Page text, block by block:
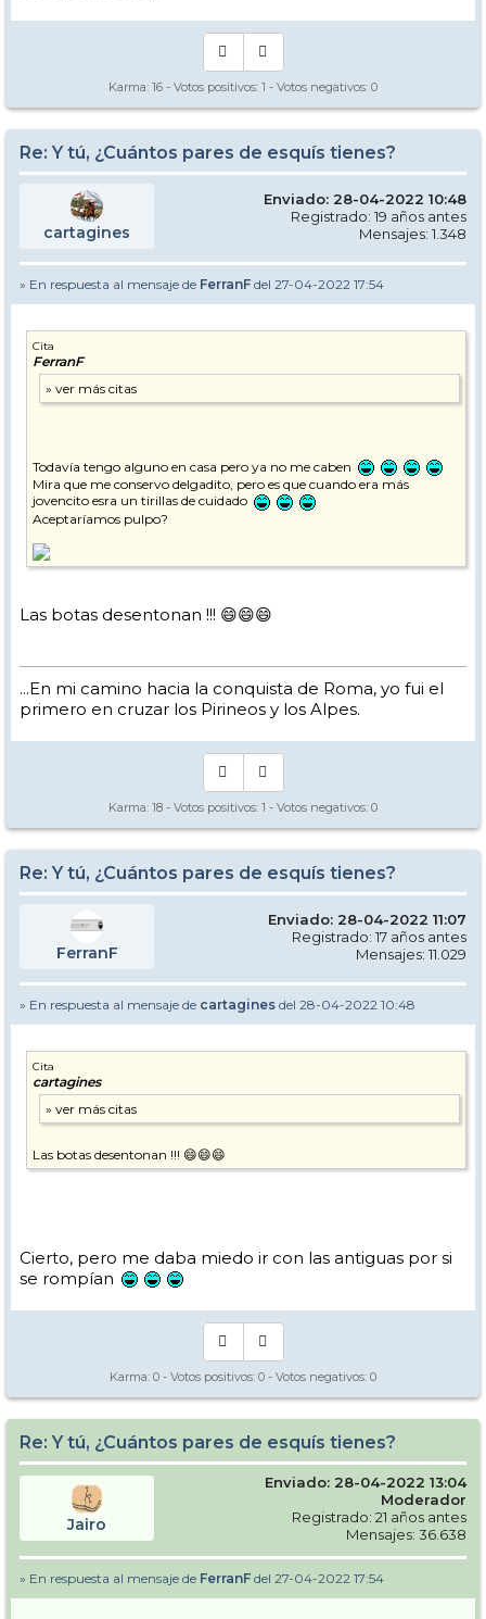
Karma: 16 - Votos positivos: 1 - Votos negativos: 0
Re: Y tú, ¿Cuántos pares de esquís tienes?
cartagines
Enviado: 28-04-2022 10:48
Registrado: 19 años antes
Mensajes: 1.348
» En respuesta al mensaje de FerranF del 27-04-2022 17:54
Cita
FerranF
Todavía tengo alguno en casa pero ya no me caben
Mira que me conservo delgadito, pero es que cuando era más
jovencito esra un tirillas de cuidado
Aceptaríamos pulpo?
Las botas desentonan !!! 😄😄😄
...En mi camino hacia la conquista de Roma, yo fui el
primero en cruzar los Pirineos y los Alpes.
Karma: 18 - Votos positivos: 1 - Votos negativos: 0
Re: Y tú, ¿Cuántos pares de esquís tienes?
FerranF
Enviado: 28-04-2022 11:07
Registrado: 17 años antes
Mensajes: 11.029
» En respuesta al mensaje de cartagines del 28-04-2022 10:48
Cita
cartagines
Las botas desentonan !!! 😄😄😄
Cierto, pero me daba miedo ir con las antiguas por si
se rompían
Karma: 0 - Votos positivos: 0 - Votos negativos: 0
Re: Y tú, ¿Cuántos pares de esquís tienes?
Jairo
Enviado: 28-04-2022 13:04
Moderador
Registrado: 21 años antes
Mensajes: 36.638
» En respuesta al mensaje de FerranF del 27-04-2022 17:54